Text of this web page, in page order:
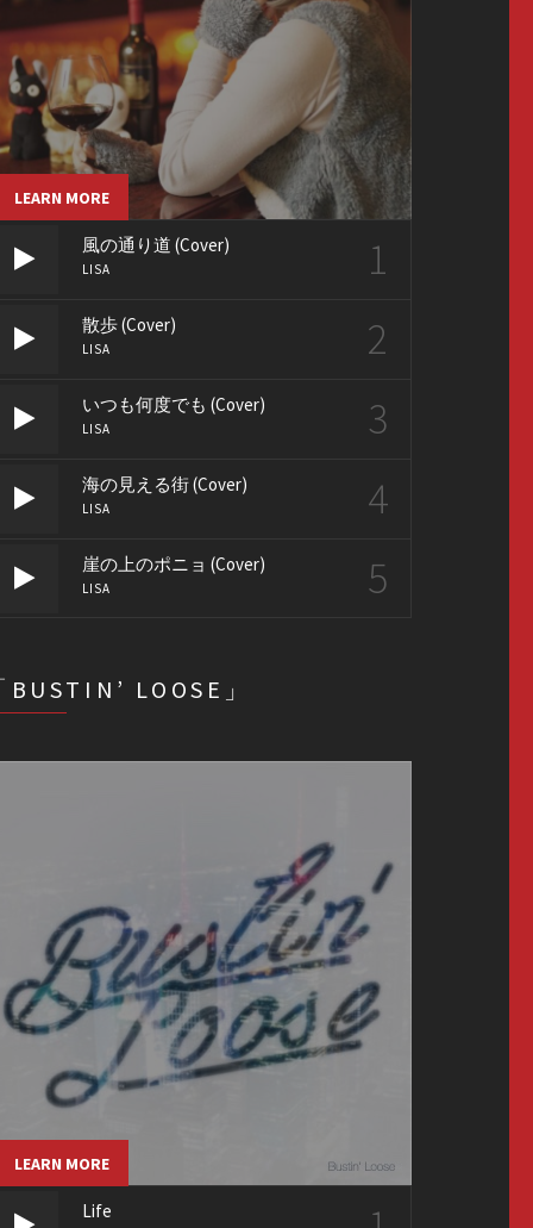
LEARN MORE
風の通り道 (Cover)
LISA 1
散歩 (Cover)
LISA 2
いつも何度でも (Cover)
LISA 3
海の見える街 (Cover)
LISA 4
崖の上のポニョ (Cover)
LISA 5
BUSTIN’ LOOSE」
LEARN MORE
Life